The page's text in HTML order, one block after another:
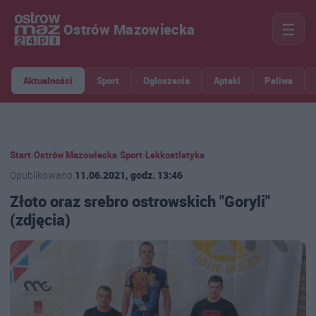
Ostrów Mazowiecka ☰
Aktualności Sport Ogłoszenia Apteki Paliwa
Start Ostrów Mazowiecka Sport Lekkoatletyka
Opublikowano 11.06.2021, godz. 13:46
Złoto oraz srebro ostrowskich "Goryli"
(zdjęcia)